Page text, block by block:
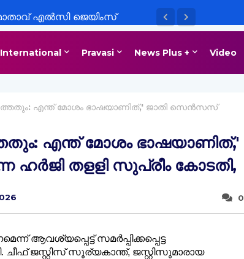
എൽസി ജെയിംസ്
നിര്യാതയായി.
International Pravasi News Plus + Video
എന്ത് മോശം ഭാഷയാണിത്,' ജാതി സെന്‍സസ്
എന്ത് മോശം ഭാഷയാണിത്,'
തളളി സുപ്രീം കോടതി,
0
സമര്‍പ്പിക്കപ്പെട്ട
ജസ്റ്റിസ് സൂര്യകാന്ത്, ജസ്റ്റിസുമാരായ